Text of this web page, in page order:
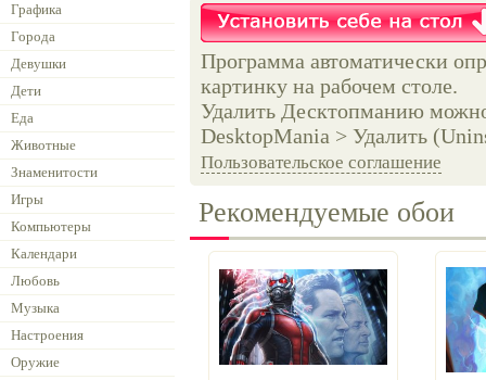
Графика
Города
Девушки
Дети
Еда
Животные
Знаменитости
Игры
Компьютеры
Календари
Любовь
Музыка
Настроения
Оружие
Программа автоматически
картинку на рабочем столе.
Удалить Десктопманию
DesktopMania > Удалить
Пользовательское соглашение
Рекомендуемые обои